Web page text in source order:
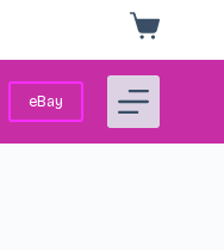
Panier
d’achat
eBay